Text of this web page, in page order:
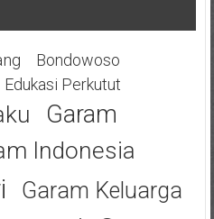
Bondowoso
Edukasi Perkutut
Garam
Indonesia
Garam Keluarga